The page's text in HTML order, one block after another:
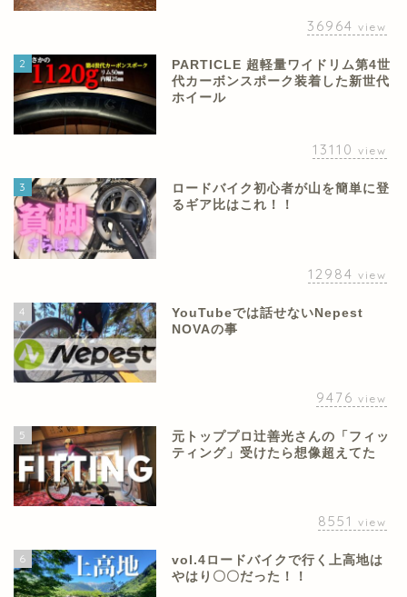
36964 view
2
PARTICLE 超軽量ワイドリム第4世
代カーボンスポーク装着した新世代
ホイール
13110 view
3
ロードバイク初心者が山を簡単に登
るギア比はこれ！！
12984 view
4
YouTubeでは話せないNepest
NOVAの事
9476 view
5
元トッププロ辻善光さんの「フィッ
ティング」受けたら想像超えてた
8551 view
6
vol.4ロードバイクで行く上高地は
やはり〇〇だった！！